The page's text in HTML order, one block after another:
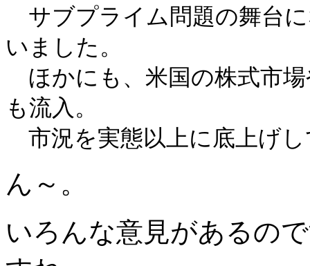
サブプライム問題の舞台
いました。
ほかにも、米国の株式市
も流入。
市況を実態以上に底上げ
ん～。
いろんな意見があるの